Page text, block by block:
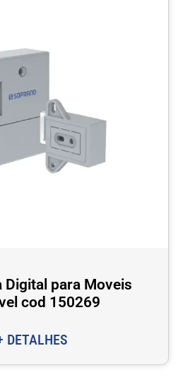
Digital para Moveis
cod 150269
DETALHES